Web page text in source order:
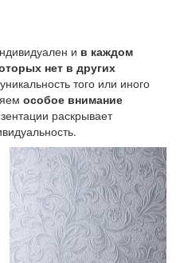
и в каждом
нет в других
того или иного
особое внимание
раскрывает